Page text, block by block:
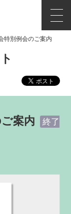
特別例会のご案内
案内 終了